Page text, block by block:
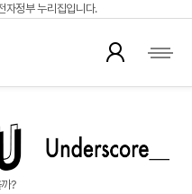
자정부 누리집입니다.
관이 관리하는 누리집입니다.
?